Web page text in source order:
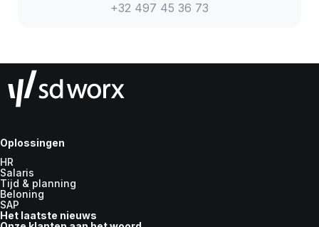
+32 497 45 36 73
Oplossingen
HR
Salaris
Tijd & planning
Beloning
SAP
Het laatste nieuws